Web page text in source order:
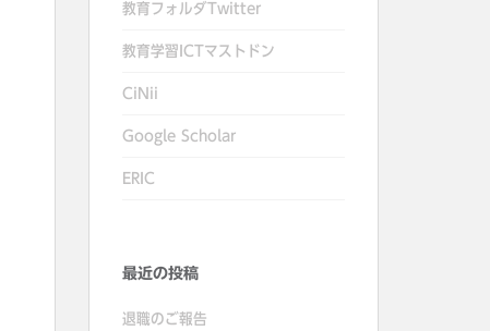
教育フォルダTwitter
教育学習ICTマストドン
CiNii
Google Scholar
ERIC
最近の投稿
退職のご報告